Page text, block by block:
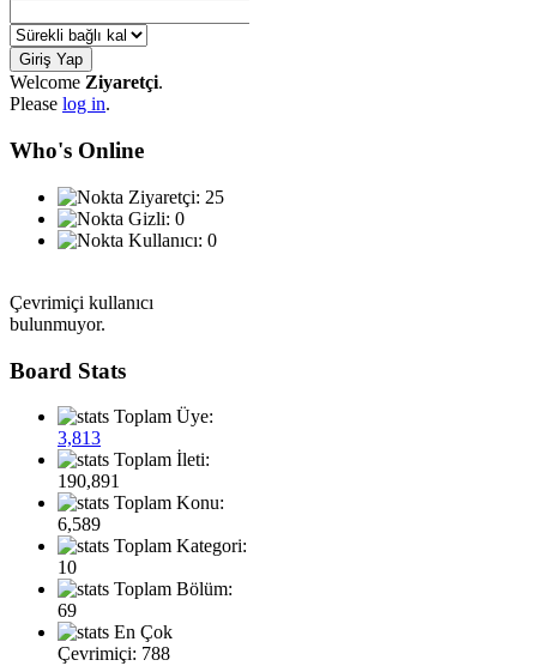
Welcome Ziyaretçi.
Please log in.
Who's Online
Ziyaretçi: 25
Gizli: 0
Kullanıcı: 0
Çevrimiçi kullanıcı
bulunmuyor.
Board Stats
Toplam Üye:
3,813
Toplam İleti:
190,891
Toplam Konu:
6,589
Toplam Kategori:
10
Toplam Bölüm:
69
En Çok
Çevrimiçi: 788